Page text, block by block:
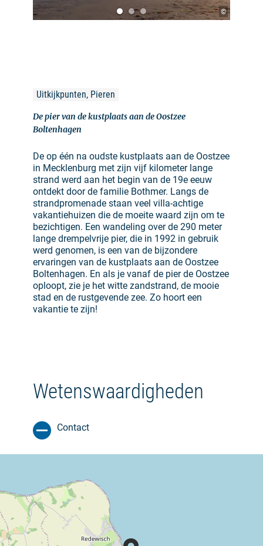
©
Uitkijkpunten, Pieren
De pier van de kustplaats aan de Oostzee
Boltenhagen
De op één na oudste kustplaats aan de Oostzee
in Mecklenburg met zijn vijf kilometer lange
strand werd aan het begin van de 19e eeuw
ontdekt door de familie Bothmer. Langs de
strandpromenade staan veel villa-achtige
vakantiehuizen die de moeite waard zijn om te
bezichtigen. Een wandeling over de 290 meter
lange drempelvrije pier, die in 1992 in gebruik
werd genomen, is een van de bijzondere
ervaringen van de kustplaats aan de Oostzee
Boltenhagen. En als je vanaf de pier de Oostzee
oploopt, zie je het witte zandstrand, de mooie
stad en de rustgevende zee. Zo hoort een
vakantie te zijn!
Wetenswaardigheden
Contact